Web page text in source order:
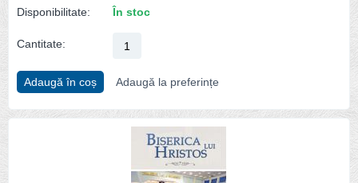
Disponibilitate:
În stoc
Cantitate:
Adaugă în coș Adaugă la preferințe